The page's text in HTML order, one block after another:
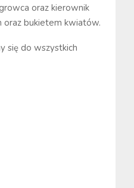
oraz kierownik
oraz bukietem kwiatów.
się do wszystkich